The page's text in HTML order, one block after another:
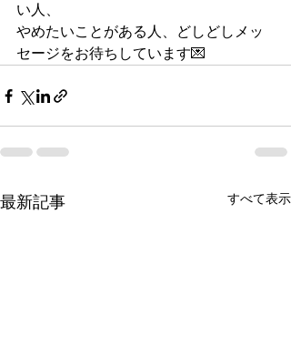
い人、
やめたいことがある人、どしどしメッ
セージをお待ちしています💌
最新記事 すべて表示